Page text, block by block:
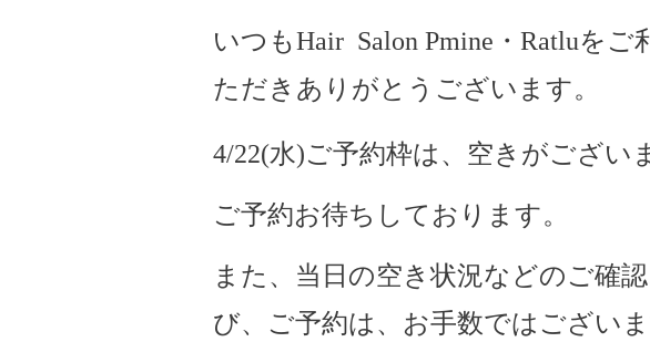
いつもHair Salon Pmine・Ratluをご
ただきありがとうございます。
4/22(水)ご予約枠は、空きがござい
ご予約お待ちしております。
また、当日の空き状況などのご確認
び、ご予約は、お手数ではござい